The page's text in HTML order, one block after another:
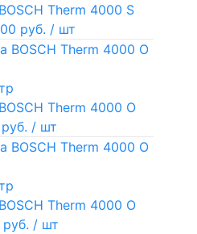
Therm 4000 S
руб. / шт
Therm 4000 O
/ шт
Therm 4000 O
/ шт